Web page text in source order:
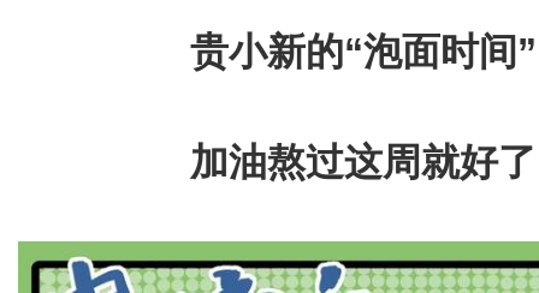
贵小新的“泡面时间”
加油熬过这周就好了